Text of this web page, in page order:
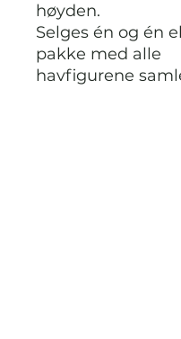
høyden.
Selges én og én
pakke med alle
havfigurene